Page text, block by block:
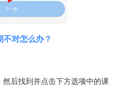
不对怎么办？
后找到并点击下方选项中的课